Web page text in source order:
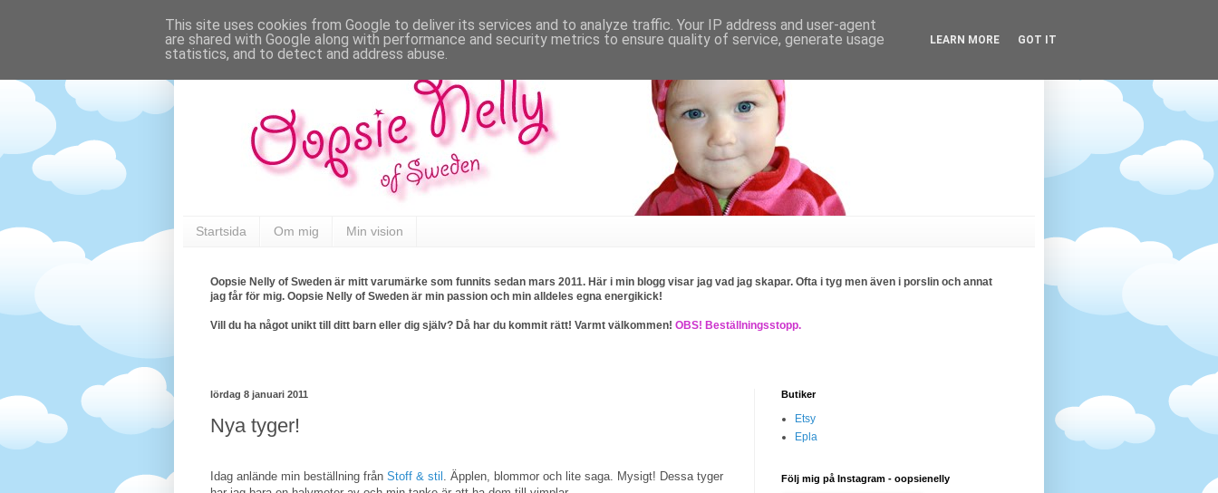
Startsida Om mig Min vision
Oopsie Nelly of Sweden är mitt varumärke som funnits sedan mars 2011. Här i min blogg visar jag vad jag skapar. Ofta i tyg men även i porslin och annat
jag får för mig. Oopsie Nelly of Sweden är min passion och min alldeles egna energikick!
Vill du ha något unikt till ditt barn eller dig själv? Då har du kommit rätt! Varmt välkommen! OBS! Beställningsstopp.
lördag 8 januari 2011
Nya tyger!
Idag anlände min beställning från Stoff & stil . Äpplen, blommor och lite saga. Mysigt! Dessa tyger
Butiker
Etsy
Epla
Följ mig på Instagram - oopsienelly
This site uses cookies from Google to deliver its services and to analyze traffic. Your IP address and user-agent
are shared with Google along with performance and security metrics to ensure quality of service, generate usage
statistics, and to detect and address abuse.
LEARN MORE GOT IT